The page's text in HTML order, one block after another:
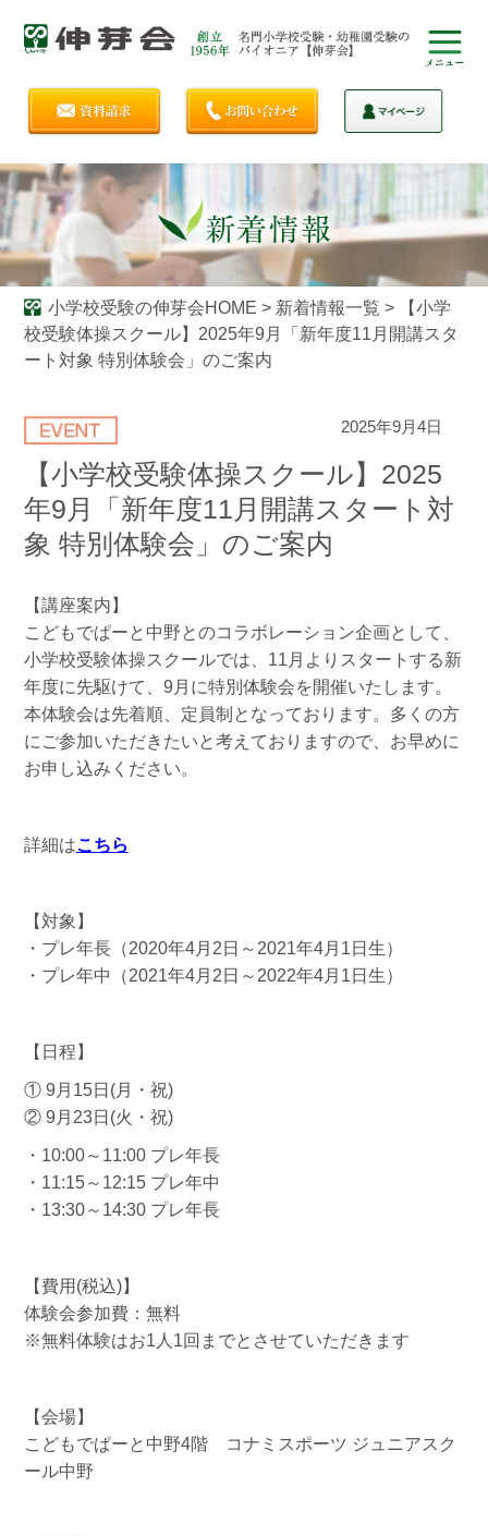
小学校受験の伸芽会HOME > 新着情報一覧 >
【小学
校受験体操スクール】2025年9月「新年度11月開講スタ
ート対象 特別体験会」のご案内
2025年9月4日
【小学校受験体操スクール】2025
年9月「新年度11月開講スタート対
象 特別体験会」のご案内
【講座案内】
こどもでぱーと中野とのコラボレーション企画として、
小学校受験体操スクールでは、11月よりスタートする新
年度に先駆けて、9月に特別体験会を開催いたします。
本体験会は先着順、定員制となっております。多くの方
にご参加いただきたいと考えておりますので、お早めに
お申し込みください。
詳細はこちら
【対象】
・プレ年長（2020年4月2日～2021年4月1日生）
・プレ年中（2021年4月2日～2022年4月1日生）
【日程】
① 9月15日(月・祝)
② 9月23日(火・祝)
・10:00～11:00 プレ年長
・11:15～12:15 プレ年中
・13:30～14:30 プレ年長
【費用(税込)】
体験会参加費：無料
※無料体験はお1人1回までとさせていただきます
【会場】
こどもでぱーと中野4階 コナミスポーツ ジュニアスク
ール中野